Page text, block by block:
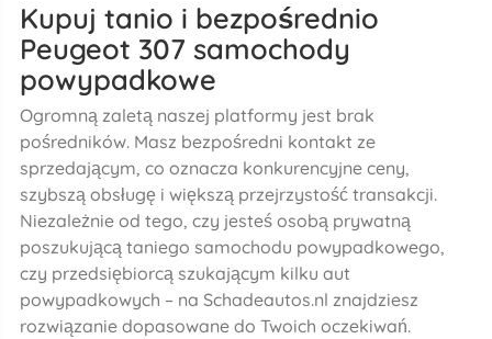
Kupuj tanio i bezpośrednio
Peugeot 307 samochody
powypadkowe
Ogromną zaletą naszej platformy jest brak
pośredników. Masz bezpośredni kontakt ze
sprzedającym, co oznacza konkurencyjne ceny,
szybszą obsługę i większą przejrzystość transakcji.
Niezależnie od tego, czy jesteś osobą prywatną
poszukującą taniego samochodu powypadkowego,
czy przedsiębiorcą szukającym kilku aut
powypadkowych – na Schadeautos.nl znajdziesz
rozwiązanie dopasowane do Twoich oczekiwań.